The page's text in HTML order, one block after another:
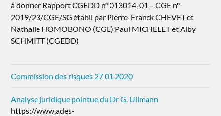
à donner Rapport CGEDD n° 013014-01 – CGE n°
2019/23/CGE/SG établi par Pierre-Franck CHEVET et
Nathalie HOMOBONO (CGE) Paul MICHELET et Alby
SCHMITT (CGEDD)
Commission des risques 27 01 2020
Analyse juridique pointue du Dr G. Ullmann
https://www.ades-